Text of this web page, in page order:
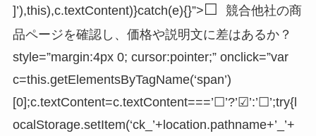
]’),this),c.textContent)}catch(e){}”> ☐
競合他社の商
品ページを確認し、価格や説明文に差はあるか？
style=”margin:4px 0; cursor:pointer;” onclick=”var
c=this.getElementsByTagName(‘span’)
[0];c.textContent=c.textContent===’☐’?’☑’:’☐’;try{l
ocalStorage.setItem(‘ck_’+location.pathname+’_’+